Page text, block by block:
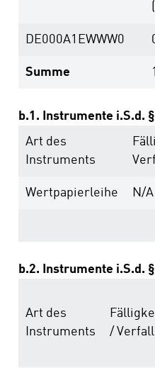
DE000A1EWWW0
Summe
b.1. Instrumente i.S.d.
Art des
Instruments
Wertpapierleihe N/A
b.2. Instrumente i.S.d.
Art des
Instruments
/ Verfall